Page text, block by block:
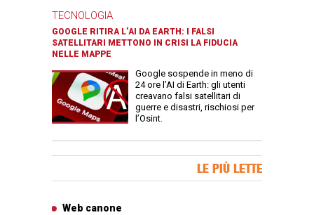
TECNOLOGIA
GOOGLE RITIRA L’AI DA EARTH: I FALSI
SATELLITARI METTONO IN CRISI LA FIDUCIA
NELLE MAPPE
Google sospende in meno di
24 ore l’AI di Earth: gli utenti
creavano falsi satellitari di
guerre e disastri, rischiosi per
l’Osint.
LE PIÙ LETTE
Web canone